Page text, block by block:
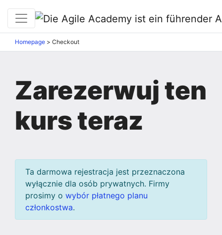
Homepage > Checkout
Zarezerwuj ten
kurs teraz
Ta darmowa rejestracja jest przeznaczona
wyłącznie dla osób prywatnych. Firmy
prosimy o wybór płatnego planu
członkostwa.